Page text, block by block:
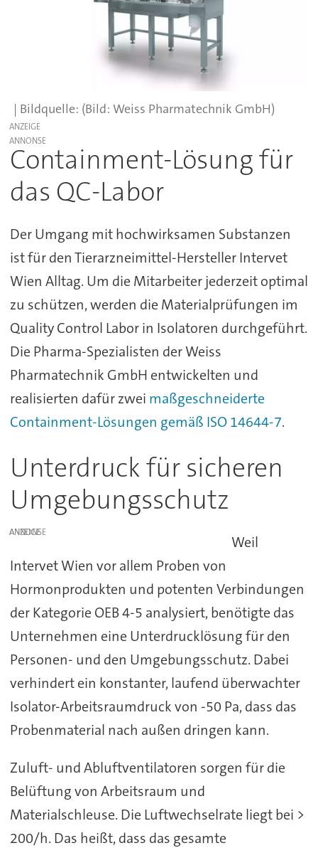
(Bild: Weiss Pharmatechnik GmbH)
ANZEIGE
Containment-Lösung für
das QC-Labor
Der Umgang mit hochwirksamen Substanzen
ist für den Tierarzneimittel-Hersteller Intervet
Wien Alltag. Um die Mitarbeiter jederzeit optimal
zu schützen, werden die Materialprüfungen im
Quality Control Labor in Isolatoren durchgeführt.
Die Pharma-Spezialisten der Weiss
Pharmatechnik GmbH entwickelten und
realisierten dafür zwei maßgeschneiderte
Containment-Lösungen gemäß ISO 14644-7.
Unterdruck für sicheren
Umgebungsschutz
ANZEIGE
Weil
Intervet Wien vor allem Proben von
Hormonprodukten und potenten Verbindungen
der Kategorie OEB 4-5 analysiert, benötigte das
Unternehmen eine Unterdrucklösung für den
Personen- und den Umgebungsschutz. Dabei
verhindert ein konstanter, laufend überwachter
Isolator-Arbeitsraumdruck von -50 Pa, dass das
Probenmaterial nach außen dringen kann.
Zuluft- und Abluftventilatoren sorgen für die
Belüftung von Arbeitsraum und
Materialschleuse. Die Luftwechselrate liegt bei >
200/h. Das heißt, dass das gesamte